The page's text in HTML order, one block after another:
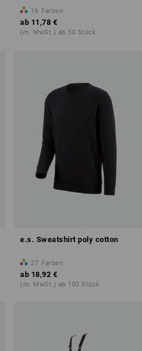
16 Farben
ab 11,78 €
(m. MwSt.) ab 30 Stück
e.s. Sweatshirt poly cotton
27 Farben
ab 18,92 €
(m. MwSt.) ab 100 Stück